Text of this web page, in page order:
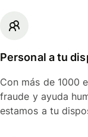
Personal a tu
Con más de 1000
fraude y ayuda
estamos a tu